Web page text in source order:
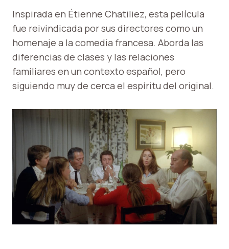
Inspirada en Étienne Chatiliez, esta película
fue reivindicada por sus directores como un
homenaje a la comedia francesa. Aborda las
diferencias de clases y las relaciones
familiares en un contexto español, pero
siguiendo muy de cerca el espíritu del original.